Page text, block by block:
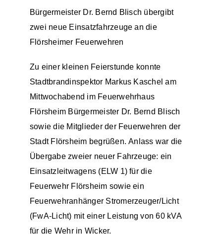
Über uns
Einsätze
Bürgermeister Dr. Bernd Blisch übergibt
zwei neue Einsatzfahrzeuge an die
Flörsheimer Feuerwehren
Zu einer kleinen Feierstunde konnte
Stadtbrandinspektor Markus Kaschel am
Mittwochabend im Feuerwehrhaus
Flörsheim Bürgermeister Dr. Bernd Blisch
sowie die Mitglieder der Feuerwehren der
Stadt Flörsheim begrüßen. Anlass war die
Übergabe zweier neuer Fahrzeuge: ein
Einsatzleitwagens (ELW 1) für die
Feuerwehr Flörsheim sowie ein
Feuerwehranhänger Stromerzeuger/Licht
(FwA-Licht) mit einer Leistung von 60 kVA
für die Wehr in Wicker.